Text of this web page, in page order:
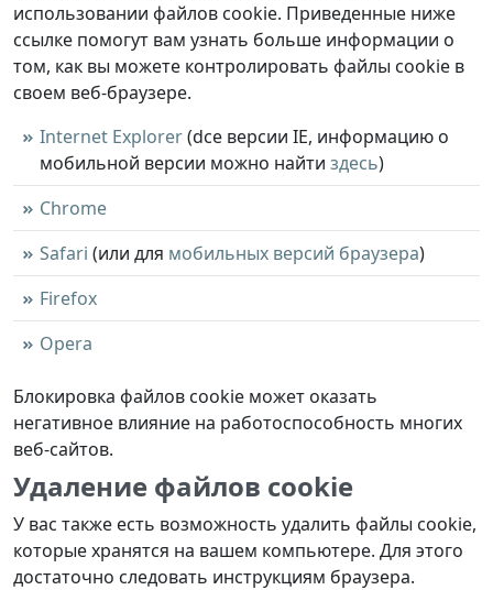
использовании файлов cookie. Приведенные ниже
ссылке помогут вам узнать больше информации о
том, как вы можете контролировать файлы cookie в
своем веб-браузере.
Internet Explorer(dсе версии IE, информацию о
мобильной версии можно найти здесь)
Chrome
Safari (или для мобильных версий браузера)
Firefox
Opera
Блокировка файлов cookie может оказать
негативное влияние на работоспособность многих
веб-сайтов.
Удаление файлов cookie
У вас также есть возможность удалить файлы cookie,
которые хранятся на вашем компьютере. Для этого
достаточно следовать инструкциям браузера.